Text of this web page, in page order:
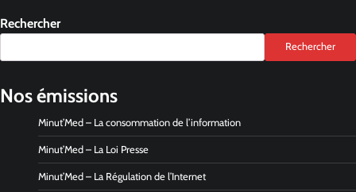
Rechercher
Rechercher
Nos émissions
Minut’Med – La consommation de l’information
Minut’Med – La Loi Presse
Minut’Med – La Régulation de l’Internet